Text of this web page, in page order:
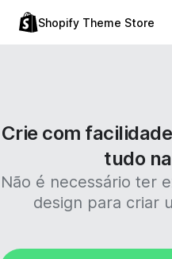
Shopify Theme Store
Crie com
tudo
Não é necessário ter
design para criar